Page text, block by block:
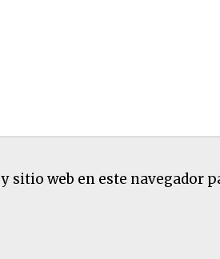
sitio web en este navegador